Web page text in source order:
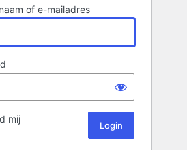
of e-mailadres
mij